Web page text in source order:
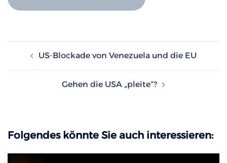
US-Blockade von Venezuela und die EU
Gehen die USA „pleite“?
Folgendes könnte Sie auch interessieren: